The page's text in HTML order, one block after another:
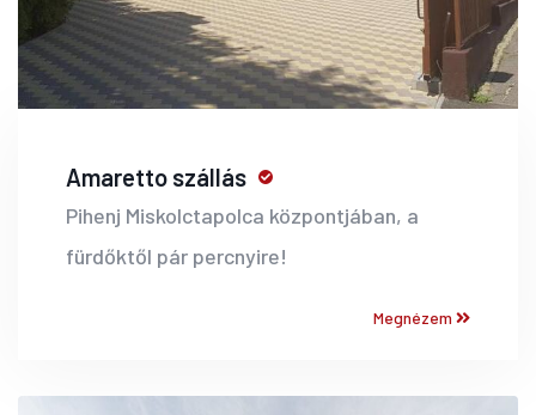
Amaretto szállás
Pihenj Miskolctapolca központjában, a
fürdőktől pár percnyire!
Megnézem